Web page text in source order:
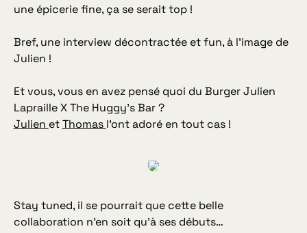
une épicerie fine, ça se serait top !
Bref, une interview décontractée et fun, à l’image de
Julien !
Et vous, vous en avez pensé quoi du Burger Julien
Lapraille X The Huggy’s Bar ?
Julien etThomas l’ont adoré en tout cas !
Stay tuned, il se pourrait que cette belle
collaboration n’en soit qu’à ses débuts…